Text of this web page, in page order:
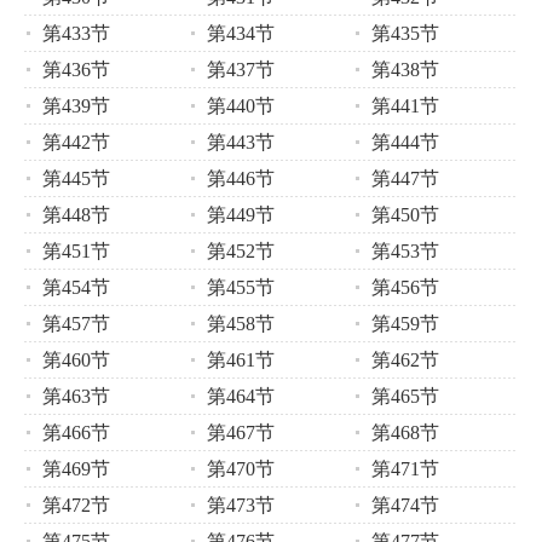
第433节
第434节
第435节
第436节
第437节
第438节
第439节
第440节
第441节
第442节
第443节
第444节
第445节
第446节
第447节
第448节
第449节
第450节
第451节
第452节
第453节
第454节
第455节
第456节
第457节
第458节
第459节
第460节
第461节
第462节
第463节
第464节
第465节
第466节
第467节
第468节
第469节
第470节
第471节
第472节
第473节
第474节